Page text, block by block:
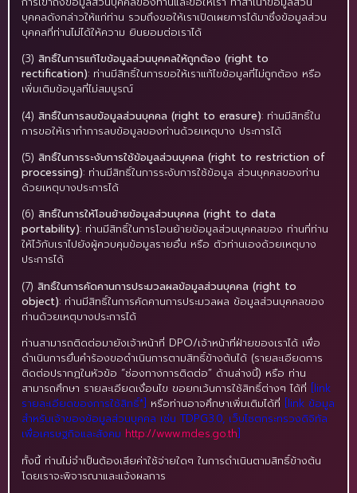
บุคคลดังกล่าวให้แก่ท่าน รวมถึงขอให้เราเปิดเผยการได้มาซึ่งข้อมูลส่วน
บุคคลที่ท่านไม่ได้ให้ความ ยินยอมต่อเราได้
(3) สิทธิ์ในการแก้ไขข้อมูลส่วนบุคคลให้ถูกต้อง (right to
rectification): ท่านมีสิทธิ์ในการขอให้เราแก้ไขข้อมูลที่ไม่ถูกต้อง หรือ
เพิ่มเติมข้อมูลที่ไม่สมบูรณ์
(4) สิทธิ์ในการลบข้อมูลส่วนบุคคล (right to erasure): ท่านมีสิทธิ์ใน
การขอให้เราทำการลบข้อมูลของท่านด้วยเหตุบาง ประการได้
(5) สิทธิ์ในการระงับการใช้ข้อมูลส่วนบุคคล (right to restriction of
processing): ท่านมีสิทธิ์ในการระงับการใช้ข้อมูล ส่วนบุคคลของท่าน
ด้วยเหตุบางประการได้
(6) สิทธิ์ในการให้โอนย้ายข้อมูลส่วนบุคคล (right to data
portability): ท่านมีสิทธิ์ในการโอนย้ายข้อมูลส่วนบุคคลของ ท่านที่ท่าน
ให้ไว้กับเราไปยังผู้ควบคุมข้อมูลรายอื่น หรือ ตัวท่านเองด้วยเหตุบาง
ประการได้
(7) สิทธิ์ในการคัดคานการประมวลผลข้อมูลส่วนบุคคล (right to
object): ท่านมีสิทธิ์ในการคัดคานการประมวลผล ข้อมูลส่วนบุคคลของ
ท่านด้วยเหตุบางประการได้
ท่านสามารถติดต่อมายังเจ้าหน้าที่ DPO/เจ้าหน้าที่ฝ่ายของเราได้ เพื่อ
ดำเนินการยื่นคำร้องขอดำเนินการตามสิทธิ์ข้างต้นได้ (รายละเอียดการ
ติดต่อปรากฏในหัวข้อ “ช่องทางการติดต่อ” ด้านล่างนี้) หรือ ท่าน
สามารถศึกษา รายละเอียดเงื่อนไข ขอยกเว้นการใช้สิทธิ์ต่างๆ ได้ที่ [link
รายละเอียดของการใช้สิทธิ์*] หรือท่านอาจศึกษาเพิ่มเติมได้ที่ [link ข้อมูล
สำหรับเจ้าของข้อมูลส่วนบุคคล เช่น TDPG3.0, เว็บไซตกระทรวงดิจิทัล
เพื่อเศรษฐกิจและสังคม http://www.mdes.go.th]
ทั้งนี้ ท่านไม่จำเป็นต้องเสียค่าใช้จ่ายใดๆ ในการดำเนินตามสิทธิ์ข้างต้น
โดยเราจะพิจารณาและแจ้งผลการ